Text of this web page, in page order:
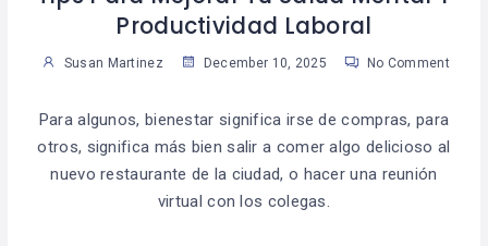
Productividad Laboral
Susan Martinez December 10, 2025 No Comment
Para algunos, bienestar significa irse de compras, para
otros, significa más bien salir a comer algo delicioso al
nuevo restaurante de la ciudad, o hacer una reunión
virtual con los colegas.